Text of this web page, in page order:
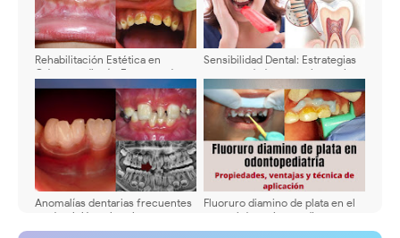
Rehabilitación Estética en
Odontopediatría: En casos de
caries temprana, manchas
blancas, fluorosis y más
Sensibilidad Dental: Estrategias
recomendadas para el manejo
de la hipersensibilidad
dentinaria
Anomalías dentarias frecuentes
en dentición primaria
Fluoruro diamino de plata en el
control de caries en dientes
primarios - Propiedades,